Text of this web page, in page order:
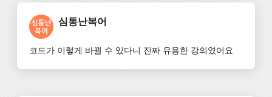
심통난복어
코드가 이렇게 바뀔 수 있다니 진짜 유용한 강의였어요